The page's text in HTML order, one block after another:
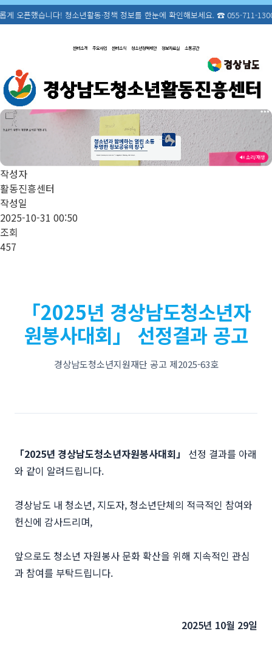
소년활동·정책 정보를 한눈에 확인해보세요. ☎ 055-711-1300
로
건
너
뛰
기
센터소개 주요사업 센터소식 청소년정책제안 정보자료실 소통공간
🔊 소리/재생
작성자
활동진흥센터
작성일
2025-10-31 00:50
조회
457
「2025년 경상남도청소년자
원봉사대회」 선정결과 공고
경상남도청소년지원재단 공고 제2025-63호
「2025년 경상남도청소년자원봉사대회」
선정 결과를 아래
와 같이 알려드립니다.
경상남도 내 청소년, 지도자, 청소년단체의 적극적인 참여와
헌신에 감사드리며,
앞으로도 청소년 자원봉사 문화 확산을 위해 지속적인 관심
과 참여를 부탁드립니다.
2025년 10월 29일